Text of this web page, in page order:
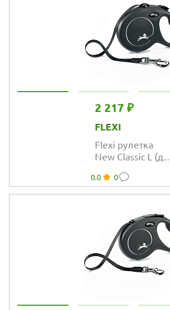
2 217 ₽
FLEXI
Flexi рулетка
New Classic L (до
чёрная
0.0 0